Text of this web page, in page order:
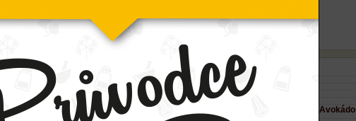
Nové koření mleté Avokádo
Skořice mletá Avokádo